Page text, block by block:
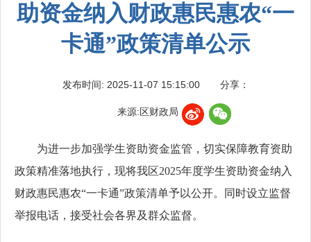
助资金纳入财政惠民惠农“一
卡通”政策清单公示
发布时间: 2025-11-07 15:15:00 分享：
来源:区财政局
为进一步加强学生资助资金监管，切实保障教育资助
政策精准落地执行，现将我区2025年度学生资助资金纳入
财政惠民惠农“一卡通”政策清单予以公开。同时设立监督
举报电话，接受社会各界及群众监督。